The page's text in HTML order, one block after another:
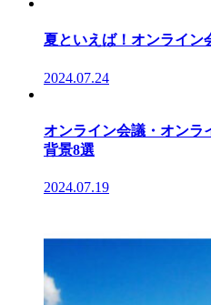
夏といえば！オンライン
2024.07.24
オンライン会議・オンラ
背景8選
2024.07.19